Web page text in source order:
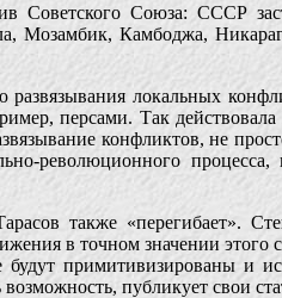
Советского Союза: СССР
Камбоджа,
локальных
персами. Так
конфликтов, не
революционного
также «перегибает».
в точном значении этого
примитивизированы и
публикует свои